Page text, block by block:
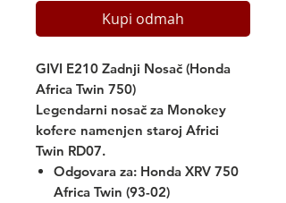
Kupi odmah
GIVI E210 Zadnji Nosač (Honda
Africa Twin 750)
Legendarni nosač za Monokey
kofere namenjen staroj Africi
Twin RD07.
Odgovara za: Honda XRV 750
Africa Twin (93-02)